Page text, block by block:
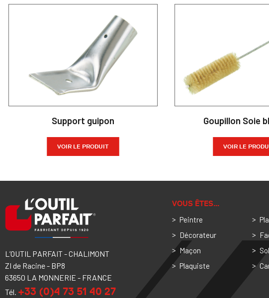
Support guipon
VOIR LE PRODUIT
Goupillon Soie
VOIR LE
L’OUTIL PARFAIT - CHALIMONT
ZI de Racine - BP8
63650 LA MONNERIE - FRANCE
Tél. +33 (0)4 73 51 40 27
VOUS ÊTES…
Peintre
Décorateur
Maçon
Plaquiste